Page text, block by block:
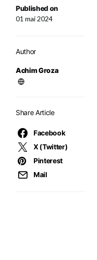
Published on
01 mai 2024
Author
Achim Groza
Share Article
Facebook
X (Twitter)
Pinterest
Mail